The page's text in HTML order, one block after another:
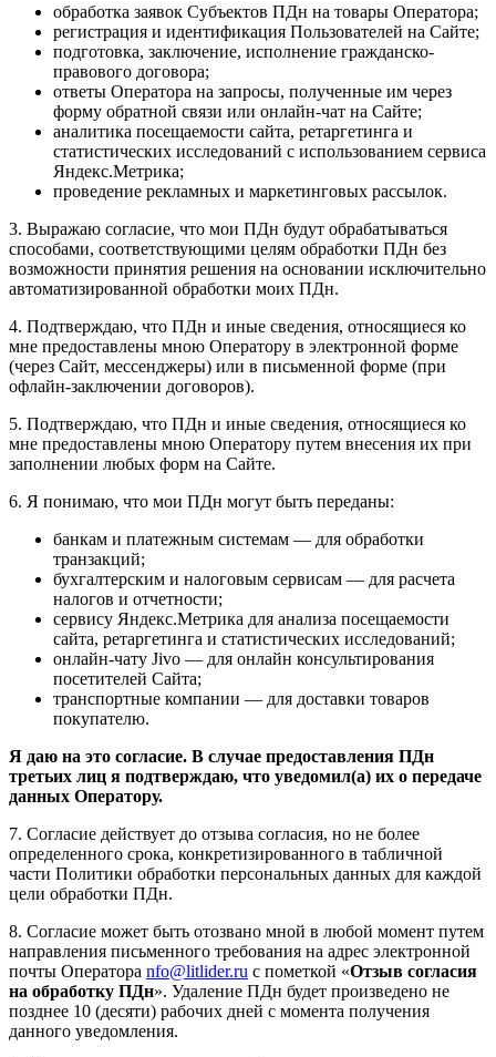
обработка заявок Субъектов ПДн на товары Оператора;
регистрация и идентификация Пользователей на Сайте;
подготовка, заключение, исполнение гражданско-
правового договора;
ответы Оператора на запросы, полученные им через
форму обратной связи или онлайн-чат на Сайте;
аналитика посещаемости сайта, ретаргетинга и
статистических исследований с использованием сервиса
Яндекс.Метрика;
проведение рекламных и маркетинговых рассылок.
3. Выражаю согласие, что мои ПДн будут обрабатываться
способами, соответствующими целям обработки ПДн без
возможности принятия решения на основании исключительно
автоматизированной обработки моих ПДн.
4. Подтверждаю, что ПДн и иные сведения, относящиеся ко
мне предоставлены мною Оператору в электронной форме
(через Сайт, мессенджеры) или в письменной форме (при
офлайн-заключении договоров).
5. Подтверждаю, что ПДн и иные сведения, относящиеся ко
мне предоставлены мною Оператору путем внесения их при
заполнении любых форм на Сайте.
6. Я понимаю, что мои ПДн могут быть переданы:
банкам и платежным системам — для обработки
транзакций;
бухгалтерским и налоговым сервисам — для расчета
налогов и отчетности;
сервису Яндекс.Метрика для анализа посещаемости
сайта, ретаргетинга и статистических исследований;
онлайн-чату Jivo — для онлайн консультирования
посетителей Сайта;
транспортные компании — для доставки товаров
покупателю.
Я даю на это согласие. В случае предоставления ПДн
третьих лиц я подтверждаю, что уведомил(а) их о передаче
данных Оператору.
7. Согласие действует до отзыва согласия, но не более
определенного срока, конкретизированного в табличной
части Политики обработки персональных данных для каждой
цели обработки ПДн.
8. Согласие может быть отозвано мной в любой момент путем
направления письменного требования на адрес электронной
почты Оператора nfo@litlider.ru с пометкой «Отзыв согласия
на обработку ПДн». Удаление ПДн будет произведено не
позднее 10 (десяти) рабочих дней с момента получения
данного уведомления.